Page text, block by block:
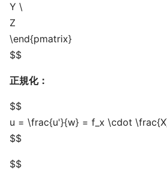
Y \
Z
\end{pmatrix}
$$
正規化：
$$
u = \frac{u'}{w} = f_x \cdot
$$
$$